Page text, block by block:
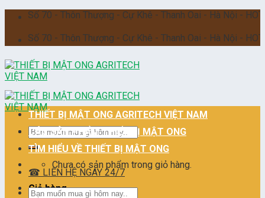
Skip
content
70 - Thôn Thượng - Cự Khê - Thanh Oai - Hà Nội - HOTLINE
70 - Thôn Thượng - Cự Khê - Thanh Oai - Hà Nội - HOTLINE
Tìm
kiếm:
Chưa có sản phẩm trong giỏ hàng.
Giỏ hàng
THIẾT BỊ MẬT ONG AGRITECH VIỆT NAM
CÁC SẢN PHẨM THIẾT BỊ MẬT ONG
TÌM HIỂU VỀ THIẾT BỊ MẬT ONG
☎ LIÊN HỆ NGAY 24/7
Tìm